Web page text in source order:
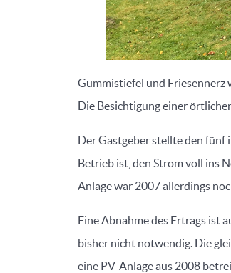
Gummistiefel und Friesennerz
Die Besichtigung einer
Der Gastgeber stellte den fünf
Betrieb ist, den Strom voll ins
Anlage war 2007 allerdings
Eine Abnahme des Ertrags ist
bisher nicht notwendig. Die
eine PV-Anlage aus 2008